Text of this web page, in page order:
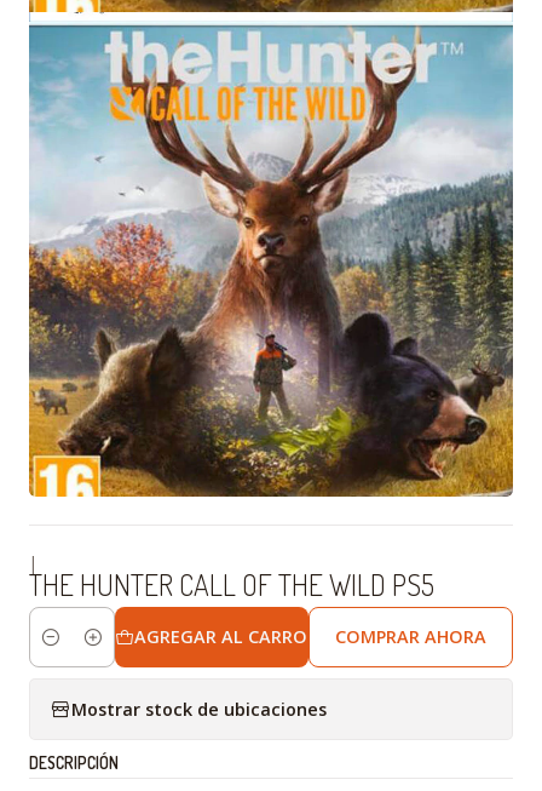
|
THE HUNTER CALL OF THE WILD PS5
Cantidad
AGREGAR AL CARRO COMPRAR AHORA
Mostrar stock de ubicaciones
DESCRIPCIÓN